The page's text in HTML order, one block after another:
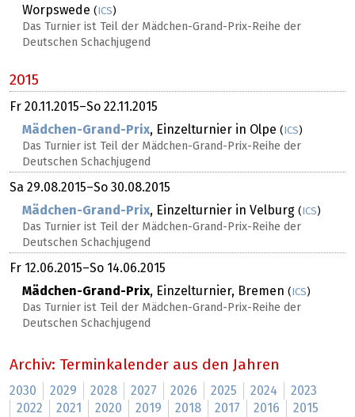
Worpswede ( ICS)
Das Turnier ist Teil der Mädchen-Grand-Prix-Reihe der
Deutschen Schachjugend
2015
Fr 20.11.2015–So 22.11.2015
Mädchen-Grand-Prix, Einzelturnier in Olpe ( ICS)
Das Turnier ist Teil der Mädchen-Grand-Prix-Reihe der
Deutschen Schachjugend
Sa 29.08.2015–So 30.08.2015
Mädchen-Grand-Prix, Einzelturnier in Velburg ( ICS)
Das Turnier ist Teil der Mädchen-Grand-Prix-Reihe der
Deutschen Schachjugend
Fr 12.06.2015–So 14.06.2015
Mädchen-Grand-Prix, Einzelturnier, Bremen ( ICS)
Das Turnier ist Teil der Mädchen-Grand-Prix-Reihe der
Deutschen Schachjugend
Archiv: Terminkalender aus den Jahren
2030 2029 2028 2027 2026 2025 2024
2023
2022
2021 2020 2019 2018 2017 2016 2015